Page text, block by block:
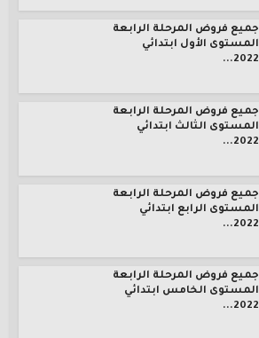
جميع فروض المرحلة الرابعة
المستوى الأول ابتدائي
2022...
جميع فروض المرحلة الرابعة
المستوى الثالث ابتدائي
2022...
جميع فروض المرحلة الرابعة
المستوى الرابع ابتدائي
2022...
جميع فروض المرحلة الرابعة
المستوى الخامس ابتدائي
2022...